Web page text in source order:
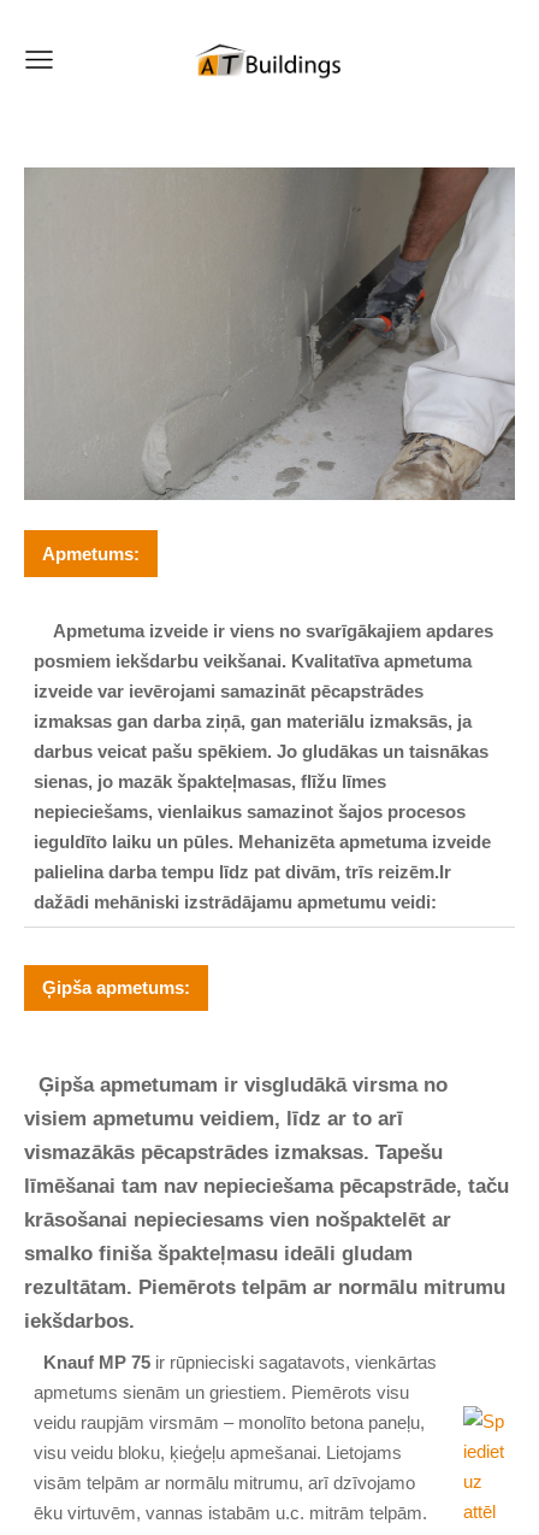
Apmetums:
Apmetuma izveide ir viens no svarīgākajiem apdares
posmiem iekšdarbu veikšanai. Kvalitatīva apmetuma
izveide var ievērojami samazināt pēcapstrādes
izmaksas gan darba ziņā, gan materiālu izmaksās, ja
darbus veicat pašu spēkiem. Jo gludākas un taisnākas
sienas, jo mazāk špakteļmasas, flīžu līmes
nepieciešams, vienlaikus samazinot šajos procesos
ieguldīto laiku un pūles. Mehanizēta apmetuma izveide
palielina darba tempu līdz pat divām, trīs reizēm.Ir
dažādi mehāniski izstrādājamu apmetumu veidi:
Ģipša apmetums:
Ģipša apmetumam ir visgludākā virsma no
visiem apmetumu veidiem, līdz ar to arī
vismazākās pēcapstrādes izmaksas. Tapešu
līmēšanai tam nav nepieciešama pēcapstrāde, taču
krāsošanai nepieciesams vien nošpaktelēt ar
smalko finiša špakteļmasu ideāli gludam
rezultātam. Piemērots telpām ar normālu mitrumu
iekšdarbos.
Knauf MP 75 ir rūpnieciski sagatavots, vienkārtas
apmetums sienām un griestiem. Piemērots visu
veidu raupjām virsmām – monolīto betona paneļu,
visu veidu bloku, ķieģeļu apmešanai. Lietojams
visām telpām ar normālu mitrumu, arī dzīvojamo
ēku virtuvēm, vannas istabām u.c. mitrām telpām.